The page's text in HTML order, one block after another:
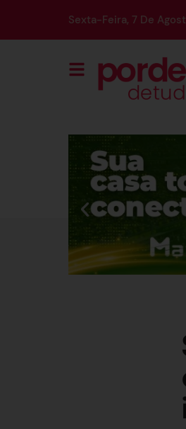
Sexta-Feira, 7 De